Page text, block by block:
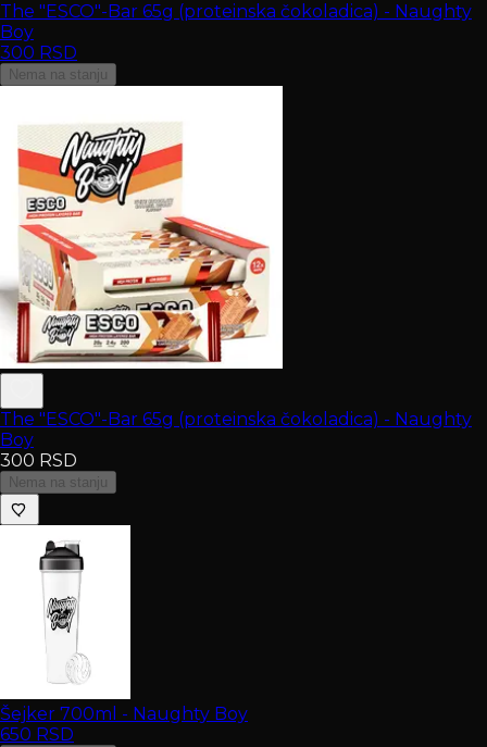
The "ESCO"-Bar 65g (proteinska čokoladica) - Naughty
Boy
300 RSD
Nema na stanju
The "ESCO"-Bar 65g (proteinska čokoladica) - Naughty
Boy
300 RSD
Nema na stanju
Šejker 700ml - Naughty Boy
650 RSD